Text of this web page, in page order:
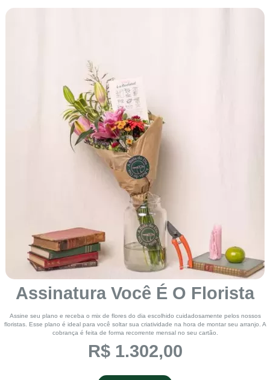
Assinatura Você É O Florista
Assine seu plano e receba o mix de flores do dia escolhido cuidadosamente pelos nossos
floristas. Esse plano é ideal para você soltar sua criatividade na hora de montar seu arranjo. A
cobrança é feita de forma recorrente mensal no seu cartão.
R$ 1.302,00